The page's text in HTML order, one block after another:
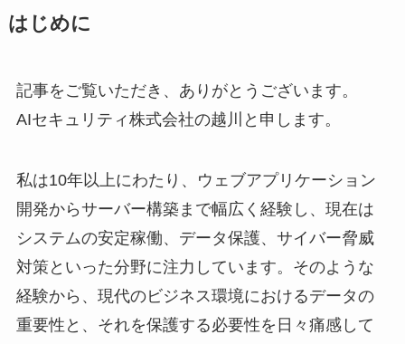
はじめに
記事をご覧いただき、ありがとうございます。
AIセキュリティ株式会社の越川と申します。
私は10年以上にわたり、ウェブアプリケーション
開発からサーバー構築まで幅広く経験し、現在は
システムの安定稼働、データ保護、サイバー脅威
対策といった分野に注力しています。そのような
経験から、現代のビジネス環境におけるデータの
重要性と、それを保護する必要性を日々痛感して